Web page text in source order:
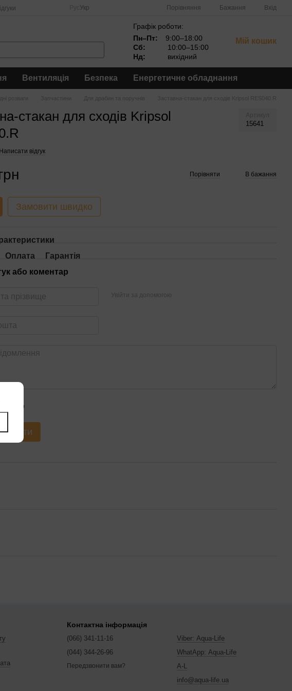
Укр Порівняння Бажання Вхід
Графік роботи:
Пн–Пт:
9:00–18:00
Сб:
10:00–15:00
Нд:
вихідний
Мій кошик
Вентиляція Безпека Енергетичне обладнання
розваги Запчастини Для драбин та поручнів Заставна-стакан для сходів Kripsol RES040.R
стакан для сходів Kripsol
15641
Написати відгук
Порівняти В бажання
Замовити швидко
Оплата
Гарантія
або коментар
Увійти за допомогою
товар
Контактна інформація
(066) 341-11-16
(044) 344-26-96
Передзвонити вам?
Viber: Aqua-Life
WhatApp: Aqua-Life
A-L
info@aqua-life.ua